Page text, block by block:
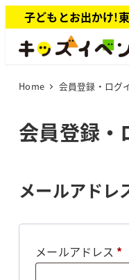
イ
子どもとお出かけ!
Home 会員登録・ログ
会員登録・
メールアドレ
メールアドレス *必